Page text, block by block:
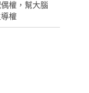
權，幫大腦
權